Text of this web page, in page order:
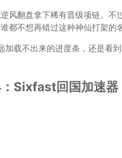
逆风翻盘拿下稀有晋级项链。不
不想再错过这种神仙打架的
载不出来的进度条，还是看
Sixfast回国加速器